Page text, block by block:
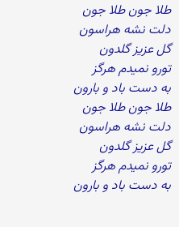
طلا جون طلا جون
دلت نشه هراسون
گل عزیز گلدون
تورو نمیدم هرگز
به دست باد و بارون
طلا جون طلا جون
دلت نشه هراسون
گل عزیز گلدون
تورو نمیدم هرگز
به دست باد و بارون